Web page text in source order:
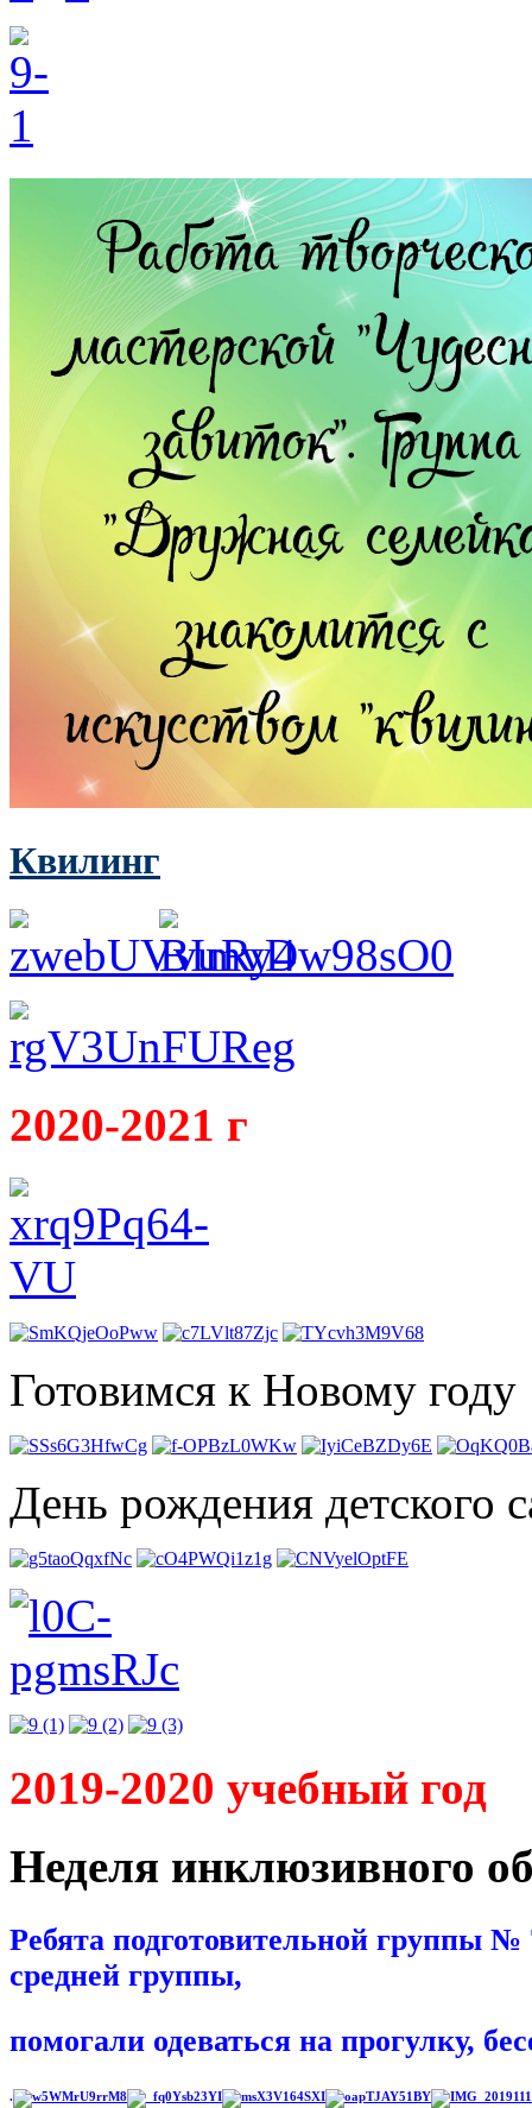
Квилинг
2020-2021 г
Готовимся к Новому году
День рождения детского
2019-2020 учебный год
Неделя инклюзивного
Ребята подготовительной группы
средней группы,
помогали одеваться на прогулку,
.